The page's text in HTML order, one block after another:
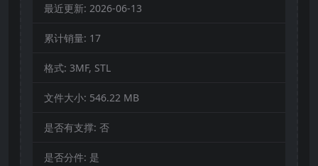
最近更新: 2026-06-13
累计销量: 17
格式: 3MF, STL
文件大小: 546.22 MB
是否有支撑: 否
是否分件: 是